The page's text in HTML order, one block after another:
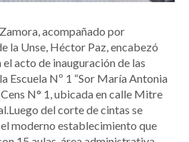
acompañado por
la Unse, Héctor Paz, encabezó
acto de inauguración de las
Escuela Nº 1 “Sor María Antonia
N° 1, ubicada en calle Mitre
del corte de cintas se
moderno establecimiento que